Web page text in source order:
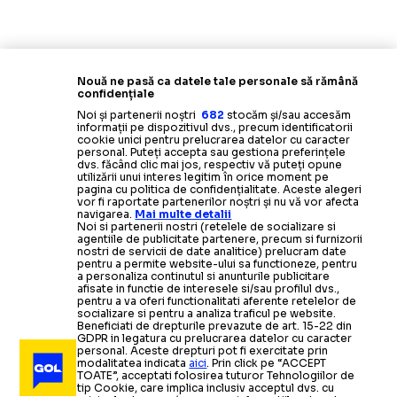
Nouă ne pasă ca datele tale personale să rămână
confidențiale
Noi și partenerii noștri 682 stocăm și/sau accesăm
informații pe dispozitivul dvs., precum identificatorii
cookie unici pentru prelucrarea datelor cu caracter
personal. Puteți accepta sau gestiona preferințele
dvs. făcând clic mai jos, respectiv vă puteți opune
utilizării unui interes legitim în orice moment pe
pagina cu politica de confidențialitate. Aceste alegeri
vor fi raportate partenerilor noștri și nu vă vor afecta
navigarea. Mai multe detalii
Noi si partenerii nostri (retelele de socializare si
agentiile de publicitate partenere, precum si furnizorii
nostri de servicii de date analitice) prelucram date
pentru a permite website-ului sa functioneze, pentru
a personaliza continutul si anunturile publicitare
afisate in functie de interesele si/sau profilul dvs.,
pentru a va oferi functionalitati aferente retelelor de
socializare si pentru a analiza traficul pe website.
Beneficiati de drepturile prevazute de art. 15-22 din
GDPR in legatura cu prelucrarea datelor cu caracter
personal. Aceste drepturi pot fi exercitate prin
modalitatea indicataaici. Prin click pe “ACCEPT
TOATE”, acceptati folosirea tuturor Tehnologiilor de
tip Cookie, care implica inclusiv acceptul dvs. cu